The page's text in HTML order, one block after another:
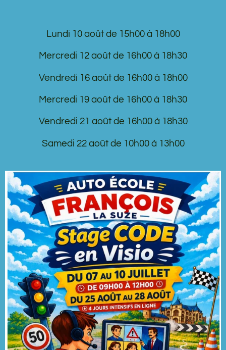
Lundi 10 août de 15h00 à 18h00
Mercredi 12 août de 16h00 à 18h30
Vendredi 16 août de 16h00 à 18h00
Mercredi 19 août de 16h00 à 18h30
Vendredi 21 août de 16h00 à 18h30
Samedi 22 août de 10h00 à 13h00